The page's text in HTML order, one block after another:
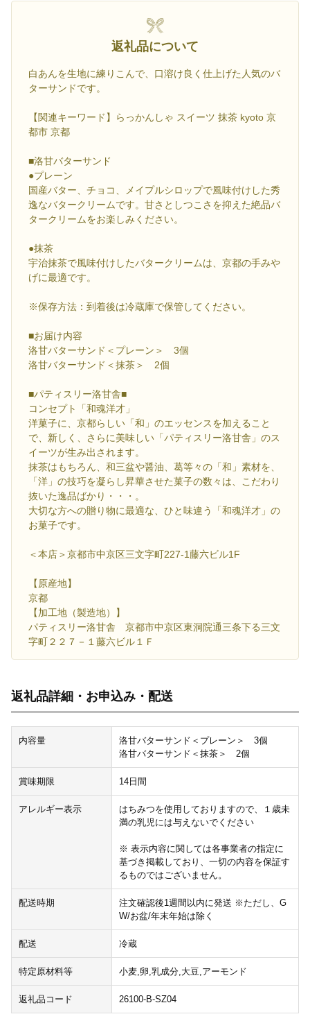
返礼品について
白あんを生地に練りこんで、口溶け良く仕上げた人気のバ
ターサンドです。
【関連キーワード】らっかんしゃ スイーツ 抹茶 kyoto 京
都市 京都
■洛甘バターサンド
●プレーン
国産バター、チョコ、メイプルシロップで風味付けした秀
逸なバタークリームです。甘さとしつこさを抑えた絶品バ
タークリームをお楽しみください。
●抹茶
宇治抹茶で風味付けしたバタークリームは、京都の手みや
げに最適です。
※保存方法：到着後は冷蔵庫で保管してください。
■お届け内容
洛甘バターサンド＜プレーン＞ 3個
洛甘バターサンド＜抹茶＞ 2個
■パティスリー洛甘舎■
コンセプト「和魂洋才」
洋菓子に、京都らしい「和」のエッセンスを加えること
で、新しく、さらに美味しい「パティスリー洛甘舎」のス
イーツが生み出されます。
抹茶はもちろん、和三盆や醤油、葛等々の「和」素材を、
「洋」の技巧を凝らし昇華させた菓子の数々は、こだわり
抜いた逸品ばかり・・・。
大切な方への贈り物に最適な、ひと味違う「和魂洋才」の
お菓子です。
＜本店＞京都市中京区三文字町227-1藤六ビル1F
【原産地】
京都
【加工地（製造地）】
パティスリー洛甘舎 京都市中京区東洞院通三条下る三文
字町２２７－１藤六ビル１Ｆ
返礼品詳細・お申込み・配送
内容量
洛甘バターサンド＜プレーン＞ 3個
洛甘バターサンド＜抹茶＞ 2個
賞味期限 14日間
アレルギー表示
はちみつを使用しておりますので、１歳未
満の乳児には与えないでください
※ 表示内容に関しては各事業者の指定に
基づき掲載しており、一切の内容を保証す
るものではございません。
配送時期
注文確認後1週間以内に発送 ※ただし、G
W/お盆/年末年始は除く
配送 冷蔵
特定原材料等 小麦,卵,乳成分,大豆,アーモンド
返礼品コード 26100-B-SZ04